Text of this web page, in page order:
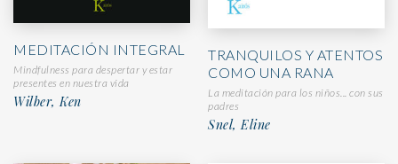
MEDITACIÓN INTEGRAL
Mindfulness para despertar y estar
presentes en nuestra vida
Wilber, Ken
TRANQUILOS Y ATENTOS
COMO UNA RANA
La meditación para los niños... con sus
padres
Snel, Eline